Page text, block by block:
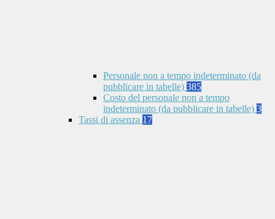
Personale non a tempo indeterminato (da
pubblicare in tabelle) 385
Costo del personale non a tempo
indeterminato (da pubblicare in tabelle) 3
Tassi di assenza 17